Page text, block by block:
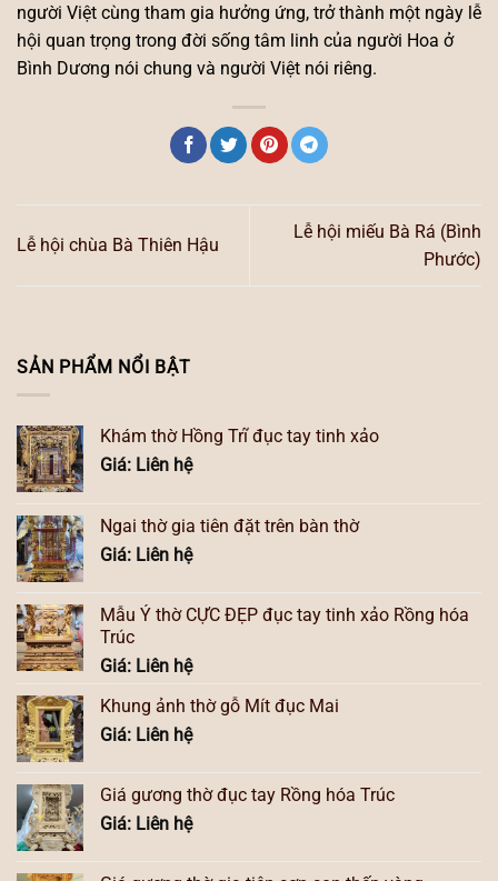
SẢN PHẨM NỔI BẬT
Khám thờ Hồng Trĩ đục tay tinh xảo
Giá: Liên hệ
Ngai thờ gia tiên đặt trên bàn thờ
Giá: Liên hệ
Mẫu Ỷ thờ CỰC ĐẸP đục tay tinh xảo Rồng hóa
Trúc
Giá: Liên hệ
Khung ảnh thờ gỗ Mít đục Mai
Giá: Liên hệ
Giá gương thờ đục tay Rồng hóa Trúc
Giá: Liên hệ
người Việt cùng tham gia hưởng ứng, trở thành một ngày lễ
hội quan trọng trong đời sống tâm linh của người Hoa ở
Bình Dương nói chung và người Việt nói riêng.
Lễ hội chùa Bà Thiên Hậu
Lễ hội miếu Bà Rá (Bình
Phước)